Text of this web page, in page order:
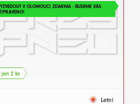
V OLOMOUCI ZDARMA - BUDEME VÁS
2 ks
Letní